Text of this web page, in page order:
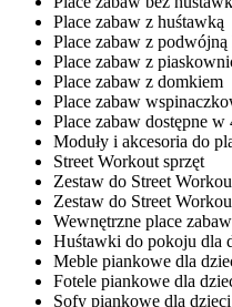
Place zabaw z huśtawką
Place zabaw z podwójną
Place zabaw z
Place zabaw z domkiem
Place zabaw
Place zabaw dostępne w
Moduły i akcesoria do
Street Workout sprzęt
Zestaw do Street
Zestaw do Street
Wewnętrzne place
Huśtawki do pokoju dla
Meble piankowe dla
Fotele piankowe dla
Sofy piankowe dla dzieci